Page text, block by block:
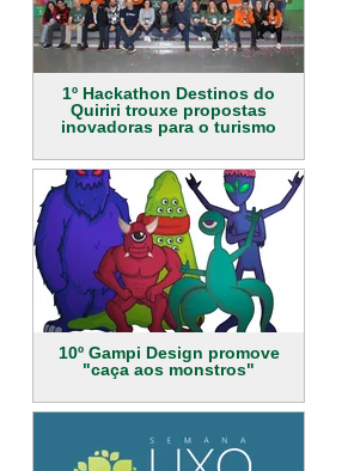
1º Hackathon Destinos do
Quiriri trouxe propostas
inovadoras para o turismo
10º Gampi Design promove
"caça aos monstros"